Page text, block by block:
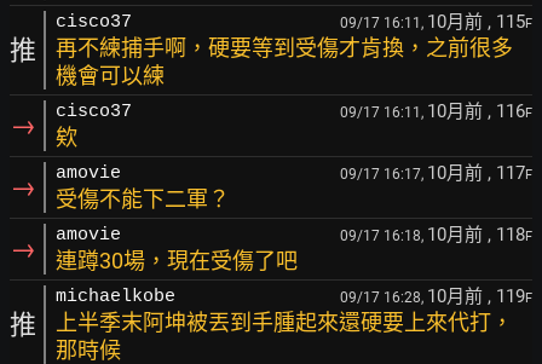
推
cisco37 09/17 16:11, 10月前 , 115F
再不練捕手啊，硬要等到受傷才肯換，之前很多
機會可以練
→ cisco37 09/17 16:11, 10月前 , 116F
欸
→ amovie 09/17 16:17, 10月前 , 117F
受傷不能下二軍？
→ amovie 09/17 16:18, 10月前 , 118F
連蹲30場，現在受傷了吧
推
michaelkobe 09/17 16:28, 10月前 , 119F
上半季末阿坤被丟到手腫起來還硬要上來代打，
那時候